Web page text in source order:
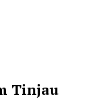
Tinjau